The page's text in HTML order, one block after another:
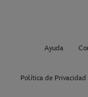
Ayuda
Política de Privacidad